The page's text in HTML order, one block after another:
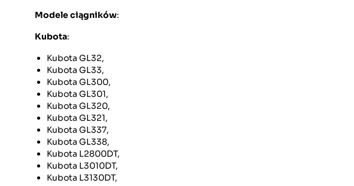
Modele ciągników:
Kubota:
Kubota GL32,
Kubota GL33,
Kubota GL300,
Kubota GL301,
Kubota GL320,
Kubota GL321,
Kubota GL337,
Kubota GL338,
Kubota L2800DT,
Kubota L3010DT,
Kubota L3130DT,